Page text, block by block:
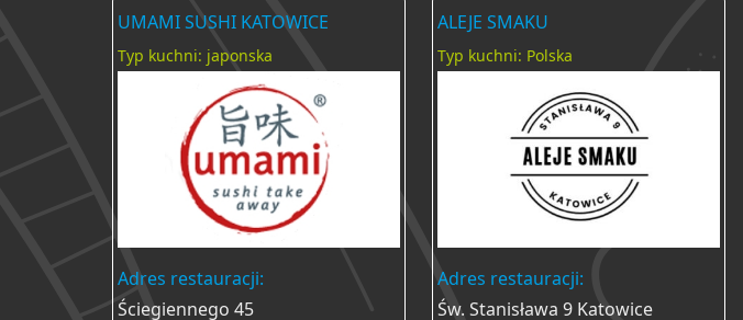
UMAMI SUSHI KATOWICE
Typ kuchni: japonska
Adres restauracji:
Ściegiennego 45
ALEJE SMAKU
Typ kuchni: Polska
Adres restauracji:
Św. Stanisława 9 Katowice